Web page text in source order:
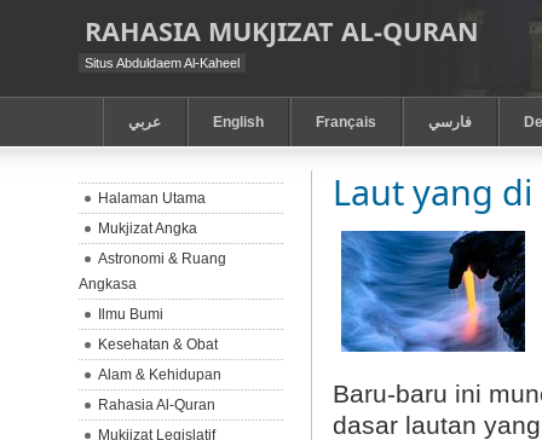
RAHASIA MUKJIZAT AL-QURAN
Situs Abduldaem Al-Kaheel
عربي English Français فارسي
Laut yang
Baru-baru ini
dasar lautan
Halaman Utama
Mukjizat Angka
Astronomi & Ruang
Angkasa
Ilmu Bumi
Kesehatan & Obat
Alam & Kehidupan
Rahasia Al-Quran
Mukjizat Legislatif